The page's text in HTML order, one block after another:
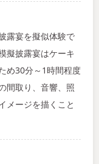
露宴を擬似体験で
擬披露宴はケーキ
め30分～1時間程度
間取り、音響、照
メージを描くこと